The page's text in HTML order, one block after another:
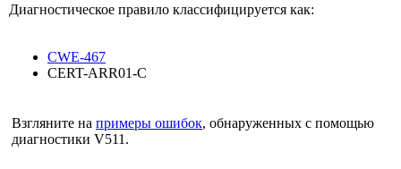
Диагностическое правило классифицируется как:
CWE-467
CERT-ARR01-C
Взгляните на примеры ошибок, обнаруженных с помощью
диагностики V511.